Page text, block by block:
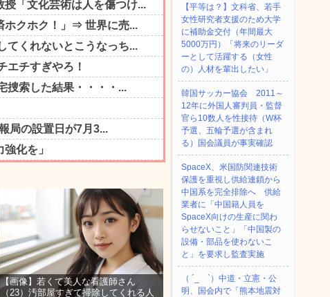
【画像】若くて美人な看護師さん
（23）汚部屋すぎて掃除してくれる人
【平等は？】文科省、若手
女性研究者支援のため大学
に補助金交付（年間最大
5000万円）「将来のリーダ
ーとして活躍する（女性
の）人材を輩出したい」
韓国サッカー協会 2011～
12年に外国人審判員・監督
官ら10数人を性接待（W杯
予選、五輪予選が含まれ
る）国会議員が事実確認
SpaceX、米国防関連技術
保護を重視し供給連鎖から
中国系を完全排除へ 供給
業者に「中国籍人員を
SpaceX向けの生産に関わ
らせないこと」「中国製の
設備・部品を使わないこ
と」を要求し監査実施
（ ´_ゝ`）中道・立憲・公
明、国会内で「熊本地震対